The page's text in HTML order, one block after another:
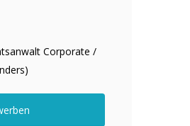
Corporate /